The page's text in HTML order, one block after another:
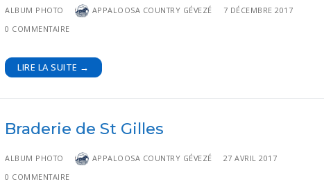
ALBUM PHOTO APPALOOSA COUNTRY GÉVEZÉ
7 DÉCEMBRE 2017
0 COMMENTAIRE
LIRE LA SUITE →
Braderie de St Gilles
ALBUM PHOTO APPALOOSA COUNTRY GÉVEZÉ
27 AVRIL 2017
0 COMMENTAIRE